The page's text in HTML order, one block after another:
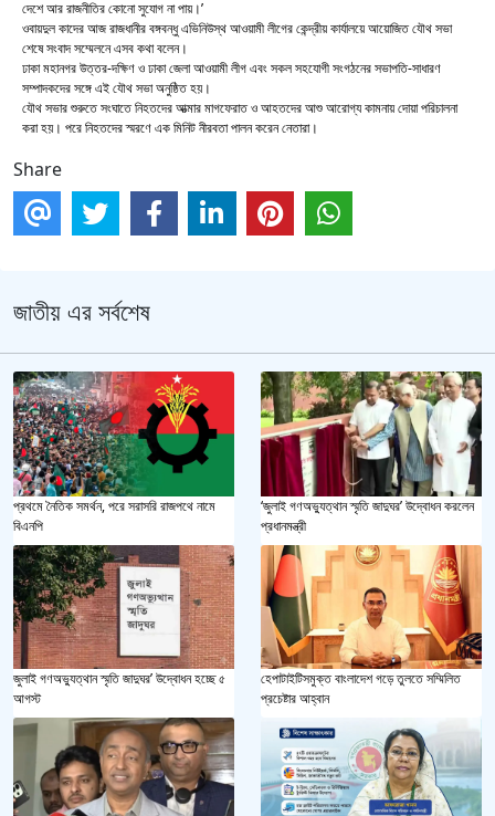
দেশে আর রাজনীতির কোনো সুযোগ না পায়।’
ওবায়দুল কাদের আজ রাজধানীর বঙ্গবন্ধু এভিনিউস্থ আওয়ামী লীগের কেন্দ্রীয় কার্যালয়ে আয়োজিত যৌথ সভা
শেষে সংবাদ সম্মেলনে এসব কথা বলেন।
ঢাকা মহানগর উত্তর-দক্ষিণ ও ঢাকা জেলা আওয়ামী লীগ এবং সকল সহযোগী সংগঠনের সভাপতি-সাধারণ
সম্পাদকদের সঙ্গে এই যৌথ সভা অনুষ্ঠিত হয়।
যৌথ সভার শুরুতে সংঘাতে নিহতদের আত্মার মাগফেরাত ও আহতদের আশু আরোগ্য কামনায় দোয়া পরিচালনা
করা হয়। পরে নিহতদের স্মরণে এক মিনিট নীরবতা পালন করেন নেতারা।
Share
জাতীয় এর সর্বশেষ
প্রথমে নৈতিক সমর্থন, পরে সরাসরি রাজপথে নামে
বিএনপি
‘জুলাই গণঅভ্যুত্থান স্মৃতি জাদুঘর’ উদ্বোধন করলেন
প্রধানমন্ত্রী
জুলাই গণঅভ্যুত্থান স্মৃতি জাদুঘর’ উদ্বোধন হচ্ছে ৫
আগস্ট
হেপাটাইটিসমুক্ত বাংলাদেশ গড়ে তুলতে সম্মিলিত
প্রচেষ্টার আহ্বান